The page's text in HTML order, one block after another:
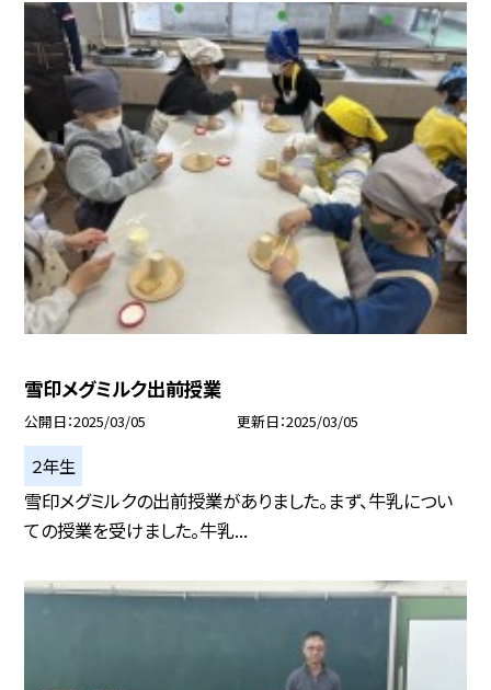
雪印メグミルク出前授業
公開日 2025/03/05 更新日 2025/03/05
２年生
雪印メグミルクの出前授業がありました。まず、牛乳につい
ての授業を受けました。牛乳...